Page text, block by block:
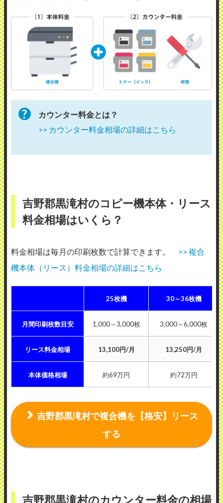
カウンター料金とは？
>> カウンター料金相場の詳細はこちら
吉野郡黒滝村のコピー機本体・リース
料金相場はいくら？
料金相場は毎月の印刷枚数で計算できます。
>> 複合
機本体（リース）料金相場の詳細はこちら
25枚機 30～36枚機
月間印刷枚数目安 1,000～3,000枚 3,000～6,000枚
リース料金相場 13,100円/月 13,250円/月
本体価格相場 約69万円 約72万円
吉野郡黒滝村で複合機を【格安】リース
する
吉野郡黒滝村のカウンター料金の相場